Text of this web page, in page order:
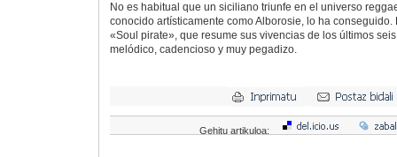
No es habitual que un siciliano triunfe en el universo
conocido artísticamente como Alborosie, lo ha
«Soul pirate», que resume sus vivencias de los últimos
melódico, cadencioso y muy pegadizo.
Gehitu artikuloa: